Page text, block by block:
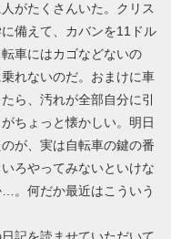
がたくさんいた。クリス
備えて、カバンを11ドル
車にはカゴなどないの
れないのだ。おまけに車
ら、汚れが全部自分に引
ちょっと懐かしい。明日
が、実は自転車の鍵の番
ろやってみないといけな
。何だか最近はこういう